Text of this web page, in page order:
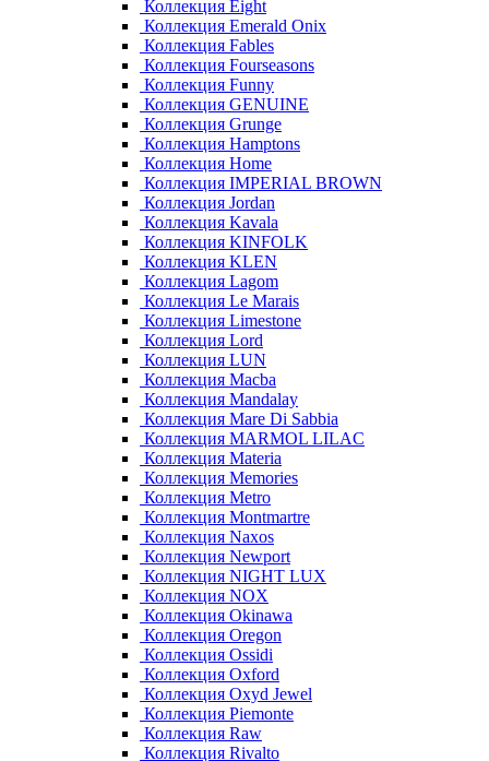
Коллекция Eight
Коллекция Emerald Onix
Коллекция Fables
Коллекция Fourseasons
Коллекция Funny
Коллекция GENUINE
Коллекция Grunge
Коллекция Hamptons
Коллекция Home
Коллекция IMPERIAL BROWN
Коллекция Jordan
Коллекция Kavala
Коллекция KINFOLK
Коллекция KLEN
Коллекция Lagom
Коллекция Le Marais
Коллекция Limestone
Коллекция Lord
Коллекция LUN
Коллекция Macba
Коллекция Mandalay
Коллекция Mare Di Sabbia
Коллекция MARMOL LILAC
Коллекция Materia
Коллекция Memories
Коллекция Metro
Коллекция Montmartre
Коллекция Naxos
Коллекция Newport
Коллекция NIGHT LUX
Коллекция NOX
Коллекция Okinawa
Коллекция Oregon
Коллекция Ossidi
Коллекция Oxford
Коллекция Oxyd Jewel
Коллекция Piemonte
Коллекция Raw
Коллекция Rivalto